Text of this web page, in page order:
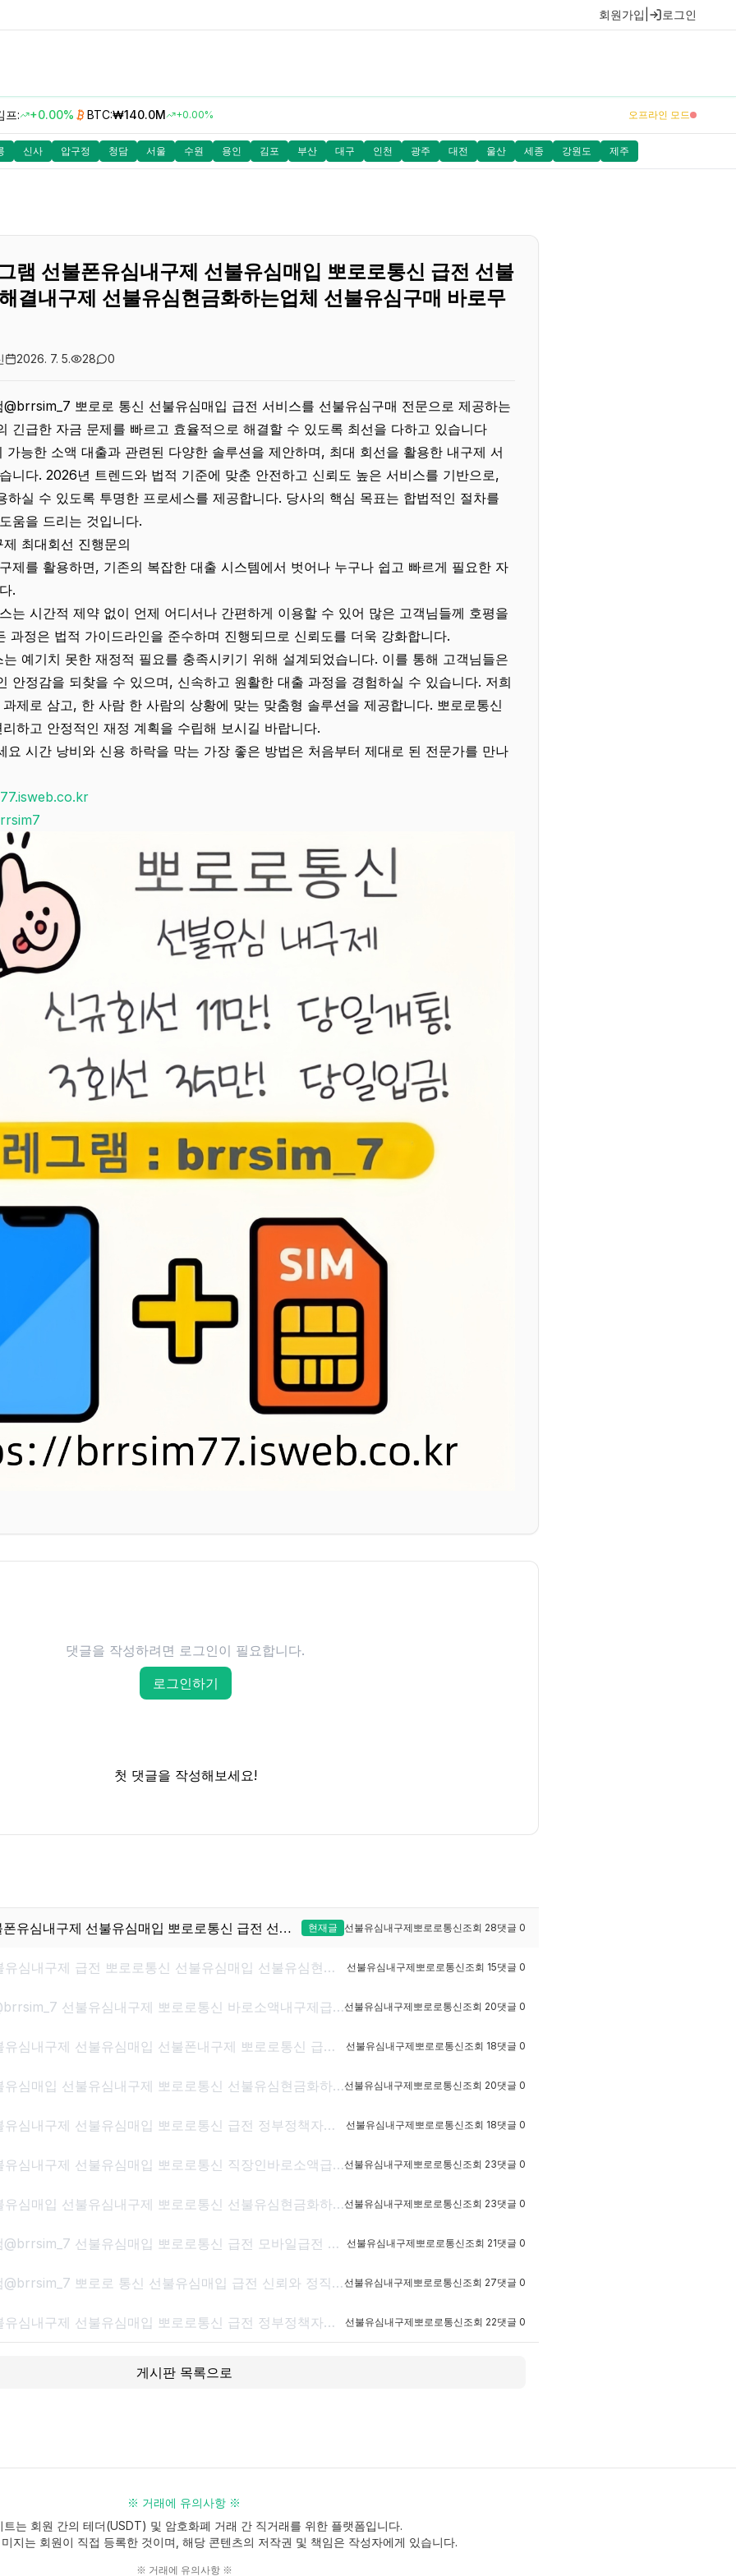
회원가입 로그인
프: +0.00% BTC:₩140.0M +0.00% 오프라인 모드
신사 압구정 청담 서울 수원 용인 김포 부산 대구 인천 광주 대전 울산 세종 강원도 제주
램 선불폰유심내구제 선불유심매입 뽀로로통신 급전 선불
결내구제 선불유심현금화하는업체 선불유심구매 바로무
2026. 7. 5. 28 0
뽀로로 통신 선불유심매입 급전 서비스를 선불유심구매 전문으로 제공하는
긴급한 자금 문제를 빠르고 효율적으로 해결할 수 있도록 최선을 다하고 있습니다
가능한 소액 대출과 관련된 다양한 솔루션을 제안하며, 최대 회선을 활용한 내구제 서
니다. 2026년 트렌드와 법적 기준에 맞춘 안전하고 신뢰도 높은 서비스를 기반으로,
하실 수 있도록 투명한 프로세스를 제공합니다. 당사의 핵심 목표는 합법적인 절차를
움을 드리는 것입니다.
최대회선 진행문의
제를 활용하면, 기존의 복잡한 대출 시스템에서 벗어나 누구나 쉽고 빠르게 필요한 자
.
는 시간적 제약 없이 언제 어디서나 간편하게 이용할 수 있어 많은 고객님들께 호평을
과정은 법적 가이드라인을 준수하며 진행되므로 신뢰도를 더욱 강화합니다.
예기치 못한 재정적 필요를 충족시키기 위해 설계되었습니다. 이를 통해 고객님들은
안정감을 되찾을 수 있으며, 신속하고 원활한 대출 과정을 경험하실 수 있습니다. 저희
제로 삼고, 한 사람 한 사람의 상황에 맞는 맞춤형 솔루션을 제공합니다. 뽀로로통신
하고 안정적인 재정 계획을 수립해 보시길 바랍니다.
요 시간 낭비와 신용 하락을 막는 가장 좋은 방법은 처음부터 제대로 된 전문가를 만나
댓글을 작성하려면 로그인이 필요합니다.
로그인하기
첫 댓글을 작성해보세요!
@brrsim_7텔레그램 선불폰유심내구제 선불유심매입 뽀로로통신 급전 선불유심내구제 급전해결내구제 선불유심현금화하는업체 선불유심구매 바로무직자급전 현재글 선불유심내구제뽀로로통신조회 28댓글 0
@brrsim_7텔레그램 선불유심내구제 급전 뽀로로통신 선불유심매입 선불유심현금화하는업체 선불유심구매 간편무서류소액급전 선불유심내구제뽀로로통신조회 15댓글 0
선불유심매입 텔레그램@brrsim_7 선불유심내구제 뽀로로통신 바로소액내구제급전 선불유심구매 급전 선불유심매입 바로소액급전 무서류무방문급전선불유심내구제뽀로로통신조회 20댓글 0
@brrsim_7텔레그램 선불유심내구제 선불유심매입 선불폰내구제 뽀로로통신 급전 선불유심현금화하는업체 선불유심구매 무직신불자소액급전 선불유심내구제뽀로로통신조회 18댓글 0
@brrsim_7텔레그램 선불유심매입 선불유심내구제 뽀로로통신 선불유심현금화하는업체 프리랜서소액급전 선불폰유심매입합니다 급전 선불유심구매 바로정산선불유심내구제뽀로로통신조회 20댓글 0
텔레그램@brrsim_7 선불유심내구제 선불유심매입 뽀로로통신 급전 정부정책자금생활안정생계급전지원금 선불유심구매 연체자바로소액급전 선불유심내구제뽀로로통신조회 18댓글 0
텔레그램@brrsim_7 선불유심내구제 선불유심매입 뽀로로통신 직장인바로소액급전 선불유심구매 급전 연체자바로소액급전 근로복지공단긴급생계비선불유심내구제뽀로로통신조회 23댓글 0
@brrsim_7텔레그램 선불유심매입 선불유심내구제 뽀로로통신 선불유심현금화하는업체 프리랜서소액급전 선불폰유심매입합니다 급전 선불유심구매 바로정산선불유심내구제뽀로로통신조회 23댓글 0
선불유심내구제 텔레그램@brrsim_7 선불유심매입 뽀로로통신 급전 모바일급전 저신용자비상금소액 유심칩매입문의 선불유심구매 선불유심내구제뽀로로통신조회 21댓글 0
선불유심내구제 텔레그램@brrsim_7 뽀로로 통신 선불유심매입 급전 신뢰와 정직으로 함께하는 금융 파트너,뽀로로 통신 정식등록된 선불유심내구제 선불유심구매 정식업체로서 고객 여선불유심내구제뽀로로통신조회 27댓글 0
텔레그램@brrsim_7 선불유심내구제 선불유심매입 뽀로로통신 급전 정부정책자금생활안정생계급전지원금 선불유심구매 연체자바로소액급전 선불유심내구제뽀로로통신조회 22댓글 0
게시판 목록으로
※ 거래에 유의사항 ※
트는 회원 간의 테더(USDT) 및 암호화폐 거래 간 직거래를 위한 플랫폼입니다.
지는 회원이 직접 등록한 것이며, 해당 콘텐츠의 저작권 및 책임은 작성자에게 있습니다.
※ 거래에 유의사항 ※